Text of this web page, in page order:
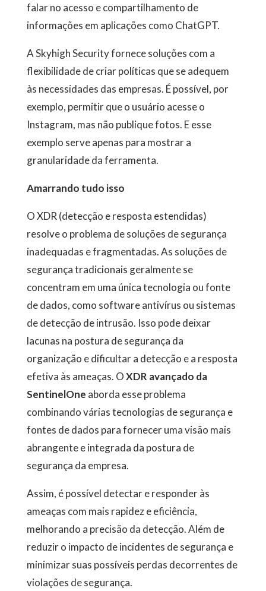
falar no acesso e compartilhamento de
informações em aplicações como ChatGPT.
A Skyhigh Security fornece soluções com a
flexibilidade de criar políticas que se adequem
às necessidades das empresas. É possível, por
exemplo, permitir que o usuário acesse o
Instagram, mas não publique fotos. E esse
exemplo serve apenas para mostrar a
granularidade da ferramenta.
Amarrando tudo isso
O XDR (detecção e resposta estendidas)
resolve o problema de soluções de segurança
inadequadas e fragmentadas. As soluções de
segurança tradicionais geralmente se
concentram em uma única tecnologia ou fonte
de dados, como software antivírus ou sistemas
de detecção de intrusão. Isso pode deixar
lacunas na postura de segurança da
organização e dificultar a detecção e a resposta
efetiva às ameaças. OXDR avançado da
SentinelOne aborda esse problema
combinando várias tecnologias de segurança e
fontes de dados para fornecer uma visão mais
abrangente e integrada da postura de
segurança da empresa.
Assim, é possível detectar e responder às
ameaças com mais rapidez e eficiência,
melhorando a precisão da detecção. Além de
reduzir o impacto de incidentes de segurança e
minimizar suas possíveis perdas decorrentes de
violações de segurança.